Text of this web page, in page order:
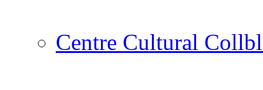
Centre Cultural